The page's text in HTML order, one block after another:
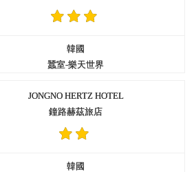
韓國
蠶室-樂天世界
JONGNO HERTZ HOTEL
鐘路赫茲旅店
韓國